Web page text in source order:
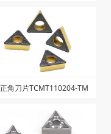
角刀片TCMT110204-TM